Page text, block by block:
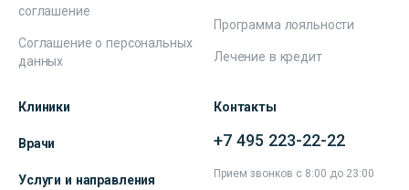
соглашение
Соглашение о персональных
данных
Программа лояльности
Лечение в кредит
Клиники
Врачи
Услуги и направления
Контакты
+7 495 223-22-22
Прием звонков с 8:00 до 23:00